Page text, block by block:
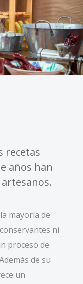
recetas
años han
mayoría de
ni
proceso de
de su
un